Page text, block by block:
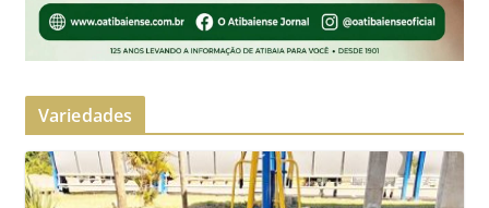
Variedades